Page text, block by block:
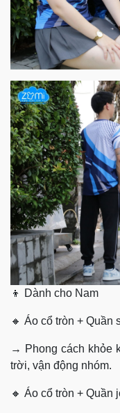
👦 Dành cho Nam
🔸 Áo cổ tròn + Quần
→ Phong cách khỏe
trời, vận động nhóm.
🔸 Áo cổ tròn + Quần